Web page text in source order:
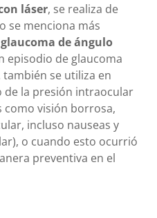
láser, se realiza de
se menciona más
glaucoma de ángulo
episodio de glaucoma
se utiliza en
de la presión intraocular
como visión borrosa,
incluso nauseas y
o cuando esto ocurrió
preventiva en el